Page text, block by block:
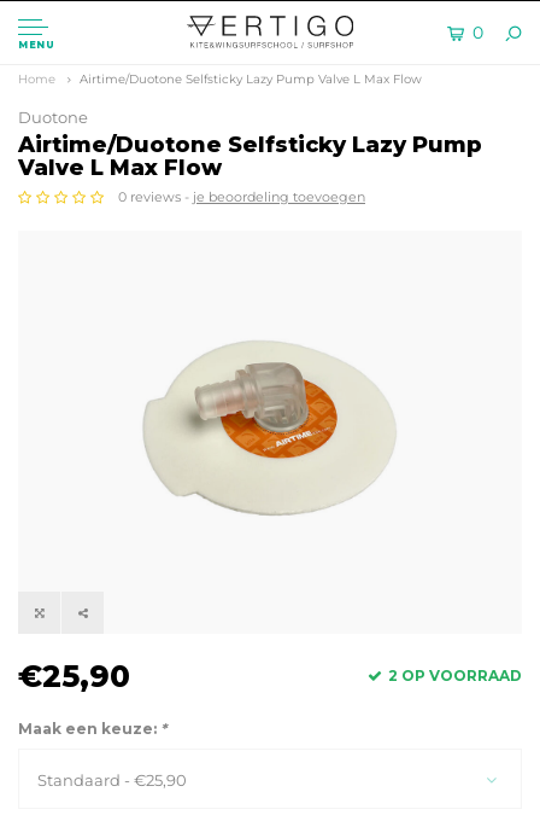
MENU
0
Home Airtime/Duotone Selfsticky Lazy Pump Valve L Max Flow
Duotone
Airtime/Duotone Selfsticky Lazy Pump
Valve L Max Flow
0 reviews - je beoordeling toevoegen
€25,90 2 OP VOORRAAD
Maak een keuze: *
Standaard - €25,90